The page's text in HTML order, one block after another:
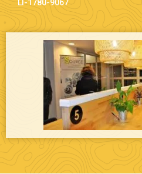
LI-1780-9067